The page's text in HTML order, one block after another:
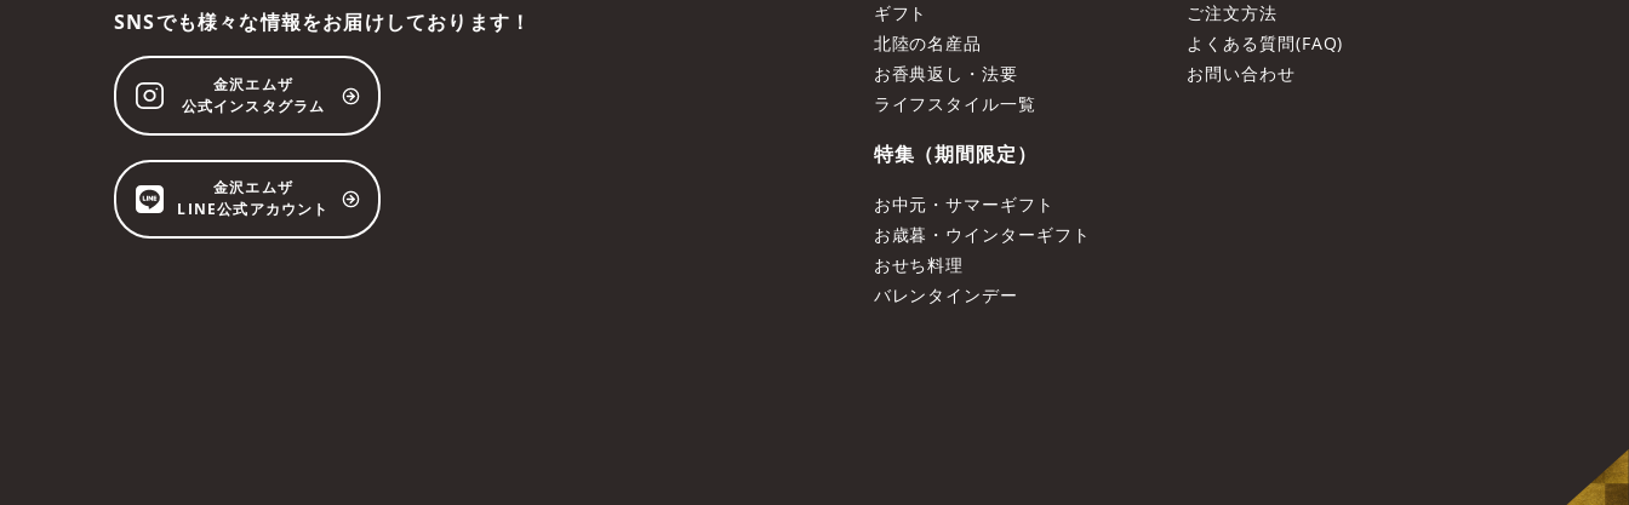
ギフト
北陸の名産品
お香典返し・法要
ライフスタイル一覧
特集（期間限定）
お中元・サマーギフト
お歳暮・ウインターギフト
おせち料理
バレンタインデー
ご注文方法
よくある質問(FAQ)
お問い合わせ
SNSでも様々な情報をお届けしております！
金沢エムザ
公式インスタグラム
金沢エムザ
LINE公式アカウント